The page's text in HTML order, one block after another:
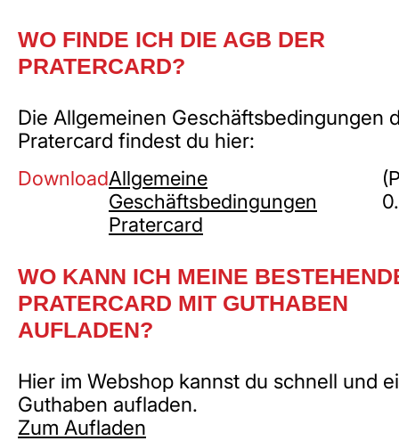
WO FINDE ICH DIE AGB DER
PRATERCARD?
Die Allgemeinen Geschäftsbedingungen
Pratercard findest du hier:
DownloadAllgemeine
Geschäftsbedingungen
Pratercard
WO KANN ICH MEINE
PRATERCARD MIT GUTHABEN
AUFLADEN?
Hier im Webshop kannst du schnell und
Guthaben aufladen.
Zum Aufladen